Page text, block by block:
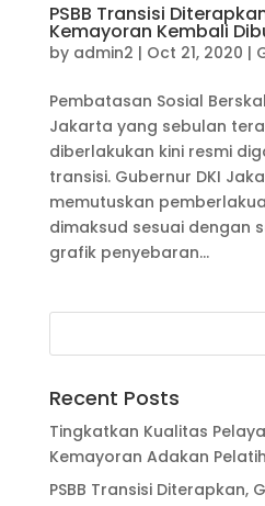
PSBB Transisi
Kemayoran Kembali
by admin2 | Oct 21, 2020 |
Pembatasan Sosial
Jakarta yang sebulan
diberlakukan kini resmi
transisi. Gubernur DKI
memutuskan
dimaksud sesuai dengan
grafik penyebaran...
Recent Posts
Tingkatkan Kualitas
Kemayoran Adakan
PSBB Transisi Diterapkan,